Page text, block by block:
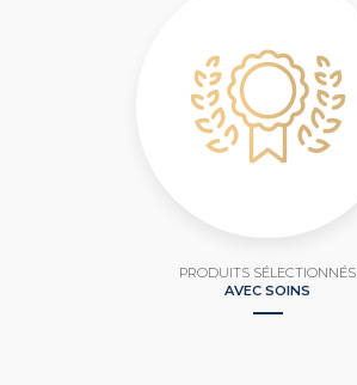
PRODUITS SÉLECTIONNÉS
AVEC SOINS